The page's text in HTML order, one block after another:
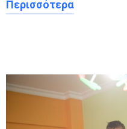
Περισσότερα